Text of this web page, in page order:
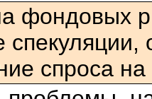
фондовых
спроса на